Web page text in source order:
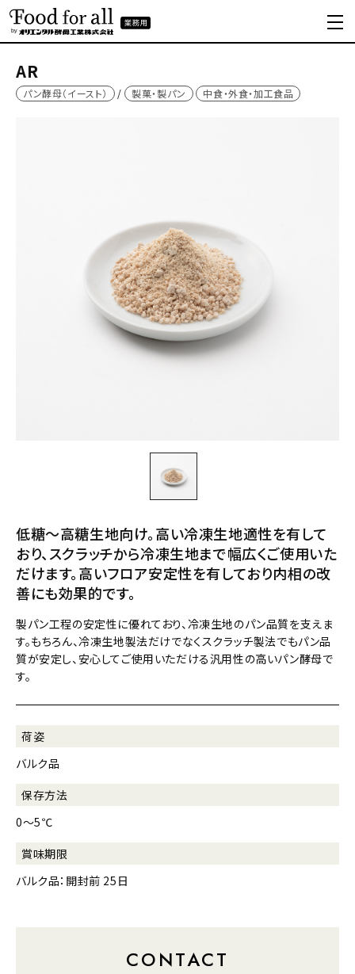
AR
パン酵母（イースト） 製菓・製パン 中食・外食・加工食品
低糖～高糖生地向け。高い冷凍生地適性を有して
おり、スクラッチから冷凍生地まで幅広くご使用いた
だけます。高いフロア安定性を有しており内相の改
善にも効果的です。
製パン工程の安定性に優れており、冷凍生地のパン品質を支えま
す。もちろん、冷凍生地製法だけでなくスクラッチ製法でもパン品
質が安定し、安心してご使用いただける汎用性の高いパン酵母で
す。
荷姿
バルク品
保存方法
0～5℃
賞味期限
バルク品：開封前 25日
CONTACT